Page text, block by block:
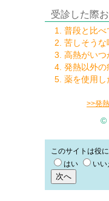
受診した際
普段と比べ
苦しそうな
高熱がいつ
発熱以外の
薬を使用し
>>発
©
このサイトは役
はい
いい